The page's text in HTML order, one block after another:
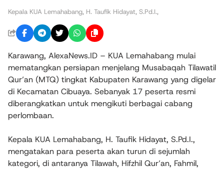
Kepala KUA Lemahabang, H. Taufik Hidayat, S.Pd.I.,
Karawang, AlexaNews.ID – KUA Lemahabang mulai
mematangkan persiapan menjelang Musabaqah Tilawatil
Qur’an (MTQ) tingkat Kabupaten Karawang yang digelar
di Kecamatan Cibuaya. Sebanyak 17 peserta resmi
diberangkatkan untuk mengikuti berbagai cabang
perlombaan.
Kepala KUA Lemahabang, H. Taufik Hidayat, S.Pd.I.,
mengatakan para peserta akan turun di sejumlah
kategori, di antaranya Tilawah, Hifzhil Qur’an, Fahmil,